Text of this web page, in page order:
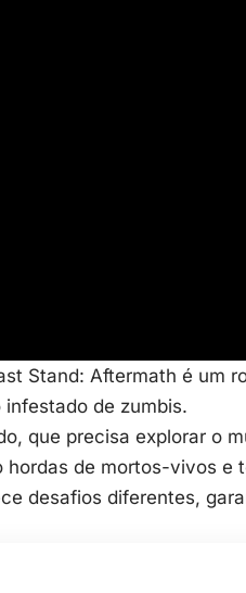
Stand: Aftermath é um
de zumbis.
que precisa explorar o
de mortos-vivos e
desafios diferentes,